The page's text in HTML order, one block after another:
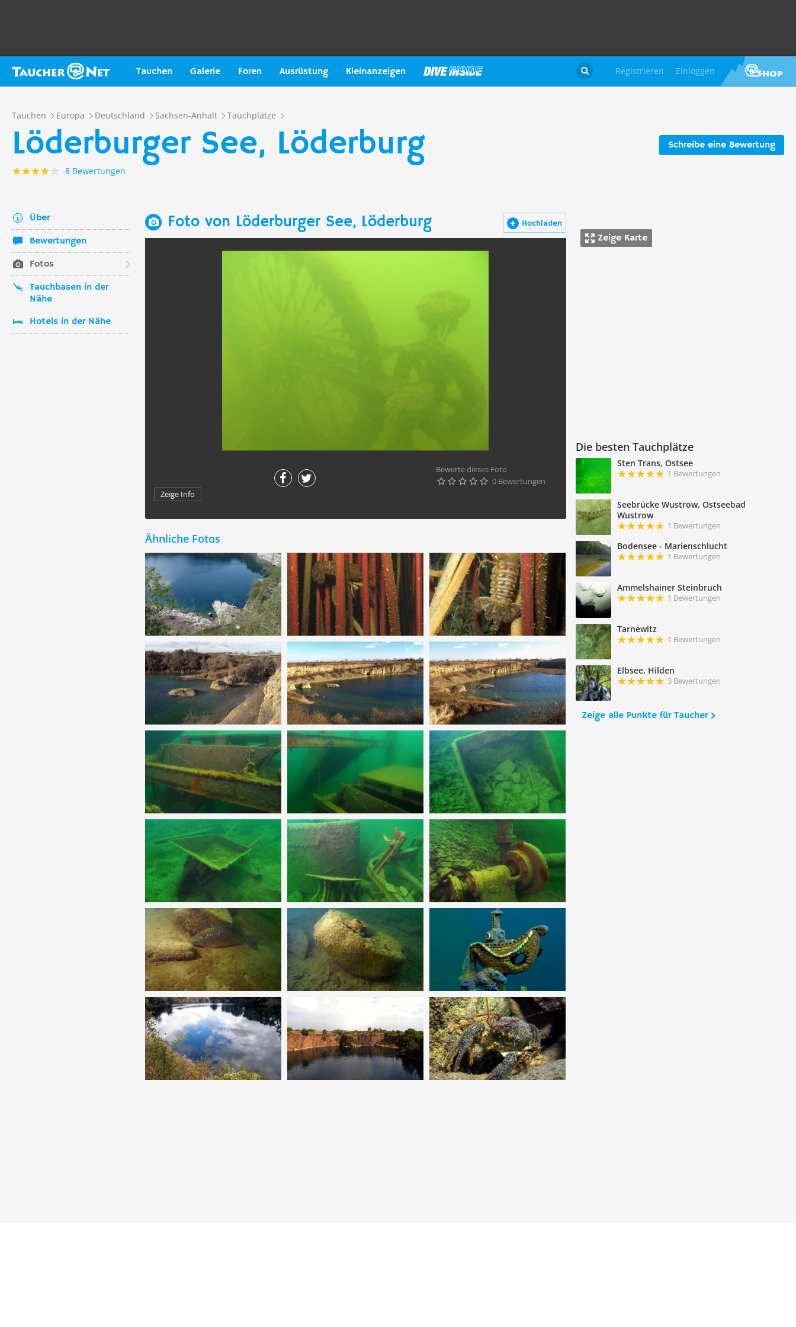
Tauchen Galerie Foren Ausrüstung Kleinanzeigen Registrieren Einloggen

Tauchen Europa Deutschland Sachsen-Anhalt Tauchplätze
Schreibe eine Bewertung
Löderburger See, Löderburg
8 Bewertungen
Über
Bewertungen
Fotos
Tauchbasen in der
Nähe
Hotels in der Nähe
Zeige Karte
Die besten Tauchplätze
Sten Trans, Ostsee
1 Bewertungen
Seebrücke Wustrow, Ostseebad
Wustrow
1 Bewertungen
Bodensee - Marienschlucht
1 Bewertungen
Ammelshainer Steinbruch
1 Bewertungen
Tarnewitz
1 Bewertungen
Elbsee, Hilden
3 Bewertungen
Zeige alle Punkte für Taucher
Hochladen
Foto von Löderburger See, Löderburg
Bewerte dieses Foto
     0 Bewertungen
Zeige Info
Ähnliche Fotos